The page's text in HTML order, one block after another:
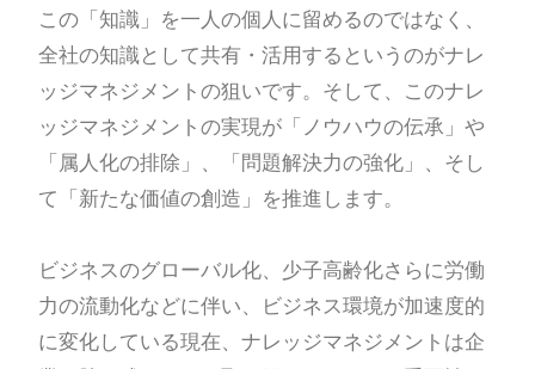
この「知識」を一人の個人に留めるのではなく、
全社の知識として共有・活用するというのがナレ
ッジマネジメントの狙いです。そして、このナレ
ッジマネジメントの実現が「ノウハウの伝承」や
「属人化の排除」、「問題解決力の強化」、そし
て「新たな価値の創造」を推進します。
ビジネスのグローバル化、少子高齢化さらに労働
力の流動化などに伴い、ビジネス環境が加速度的
に変化している現在、ナレッジマネジメントは企